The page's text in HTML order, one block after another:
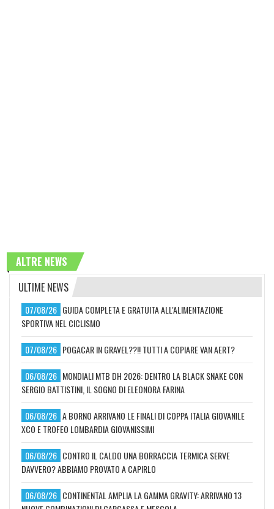
ALTRE NEWS
ULTIME NEWS
07/08/26 GUIDA COMPLETA E GRATUITA ALL'ALIMENTAZIONE
SPORTIVA NEL CICLISMO
07/08/26 POGACAR IN GRAVEL??!! TUTTI A COPIARE VAN AERT?
06/08/26 MONDIALI MTB DH 2026: DENTRO LA BLACK SNAKE CON
SERGIO BATTISTINI, IL SOGNO DI ELEONORA FARINA
06/08/26 A BORNO ARRIVANO LE FINALI DI COPPA ITALIA GIOVANILE
XCO E TROFEO LOMBARDIA GIOVANISSIMI
06/08/26 CONTRO IL CALDO UNA BORRACCIA TERMICA SERVE
DAVVERO? ABBIAMO PROVATO A CAPIRLO
06/08/26 CONTINENTAL AMPLIA LA GAMMA GRAVITY: ARRIVANO 13